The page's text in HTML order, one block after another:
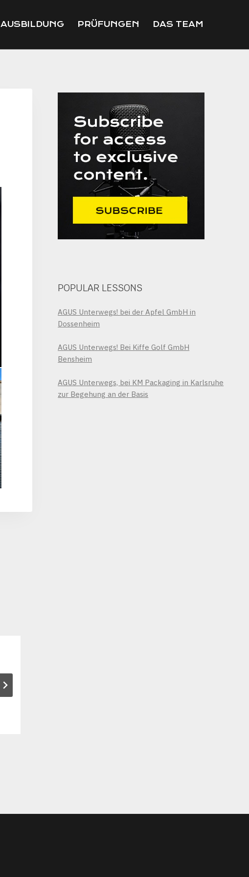
AUSBILDUNG PRÜFUNGEN DAS TEAM
POPULAR LESSONS
AGUS Unterwegs! bei der Apfel GmbH in
Dossenheim
AGUS Unterwegs! Bei Kiffe Golf GmbH
Bensheim
AGUS Unterwegs, bei KM Packaging in Karlsruhe
zur Begehung an der Basis